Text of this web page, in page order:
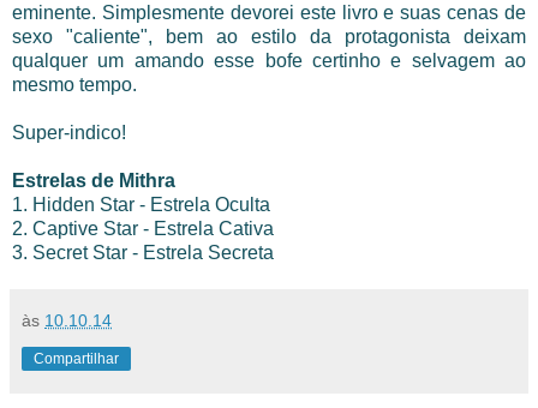
eminente. Simplesmente devorei este livro e suas cenas de
sexo "caliente", bem ao estilo da protagonista deixam
qualquer um amando esse bofe certinho e selvagem ao
mesmo tempo.
Super-indico!
Estrelas de Mithra
1. Hidden Star - Estrela Oculta
2. Captive Star - Estrela Cativa
3. Secret Star - Estrela Secreta
às 10.10.14
Compartilhar